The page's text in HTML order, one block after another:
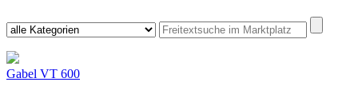
Gabel VT 600